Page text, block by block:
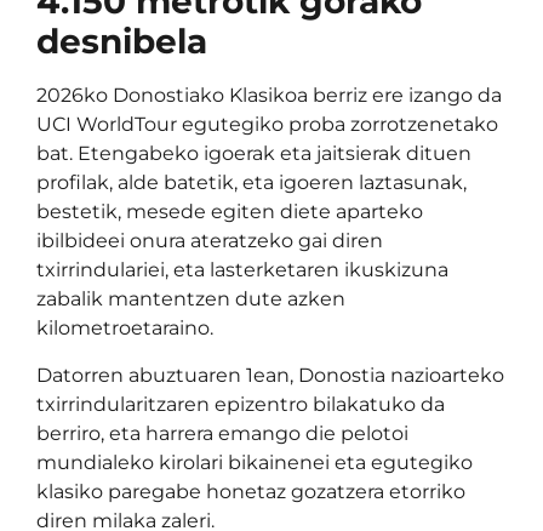
desnibela
2026ko Donostiako Klasikoa berriz ere izango da
UCI WorldTour egutegiko proba zorrotzenetako
bat. Etengabeko igoerak eta jaitsierak dituen
profilak, alde batetik, eta igoeren laztasunak,
bestetik, mesede egiten diete aparteko
ibilbideei onura ateratzeko gai diren
txirrindulariei, eta lasterketaren ikuskizuna
zabalik mantentzen dute azken
kilometroetaraino.
Datorren abuztuaren 1ean, Donostia nazioarteko
txirrindularitzaren epizentro bilakatuko da
berriro, eta harrera emango die pelotoi
mundialeko kirolari bikainenei eta egutegiko
klasiko paregabe honetaz gozatzera etorriko
diren milaka zaleri.